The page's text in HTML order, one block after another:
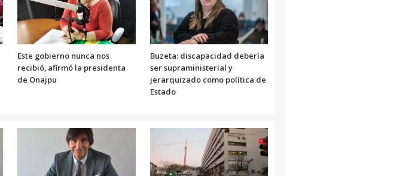
Este gobierno nunca nos
recibió, afirmó la presidenta
de Onajpu
Buzeta: discapacidad debería
ser supraministerial y
jerarquizado como política de
Estado